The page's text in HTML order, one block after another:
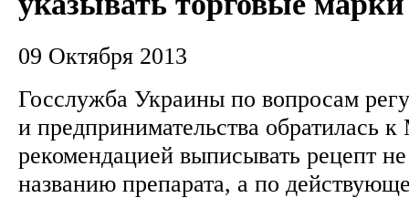
09 Октября 2013
Госслужба Украины по вопросам
и предпринимательства обратилась
рекомендацией выписывать рецепт
названию препарата, а по